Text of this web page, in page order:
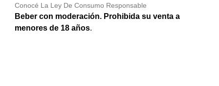
Conocé La Ley De Consumo Responsable
Beber con moderación. Prohibida su venta a
menores de 18 años.